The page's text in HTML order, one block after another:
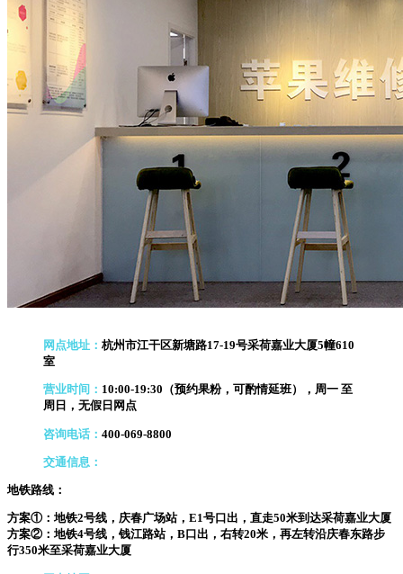
网点地址： 杭州市江干区新塘路17-19号采荷嘉业大厦5幢610
室
营业时间： 10:00-19:30（预约果粉，可酌情延班），周一 至
周日，无假日网点
咨询电话： 400-069-8800
交通信息：
地铁路线：
方案①：地铁2号线，庆春广场站，E1号口出，直走50米到达采荷嘉业大厦
方案②：地铁4号线，钱江路站，B口出，右转20米，再左转沿庆春东路步
行350米至采荷嘉业大厦